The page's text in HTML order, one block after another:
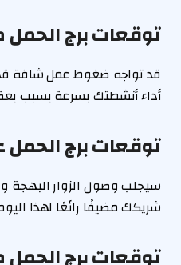
توقعات برج الحمل
قد تواجه ضغوط عمل شاقة
أداء أنشطتك بسرعة بسبب
توقعات برج الحمل
سيجلب وصول الزوار البهجة
شريكك مضيفًا رائعًا لهذا